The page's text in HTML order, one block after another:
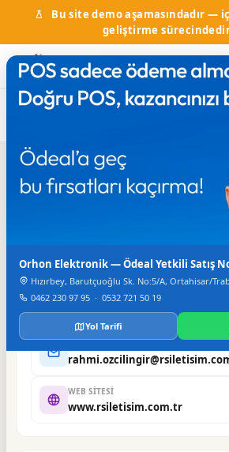
Bu site demo aşamasındadır —
geliştirme
Ana Sayfa Firma Rehberi
0 462 323 11 66
FAKS
0 462 323 11 76
WEB SITESI
www.rsiletisim.com.tr
Orhon Elektronik — Ödeal Yetkili Satış
Hızırbey, Barutçuoğlu Sk. No:5/A, Ortahisar/
0462 230 97 95 · 0532 721 50 19
Yol Tarifi